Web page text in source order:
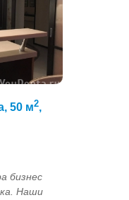
50 м2,
бизнес
Наши